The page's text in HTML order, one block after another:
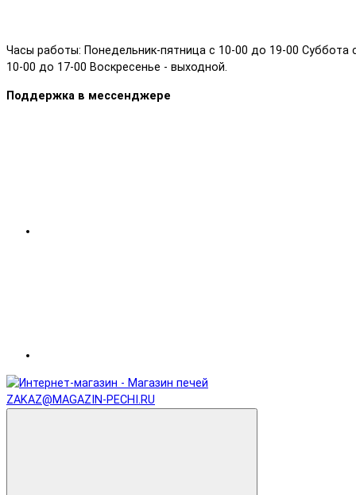
Часы работы: Понедельник-пятница с 10-00 до 19-00 Суббота
10-00 до 17-00 Воскресенье - выходной.
Поддержка в мессенджере
ZAKAZ@MAGAZIN-PECHI.RU